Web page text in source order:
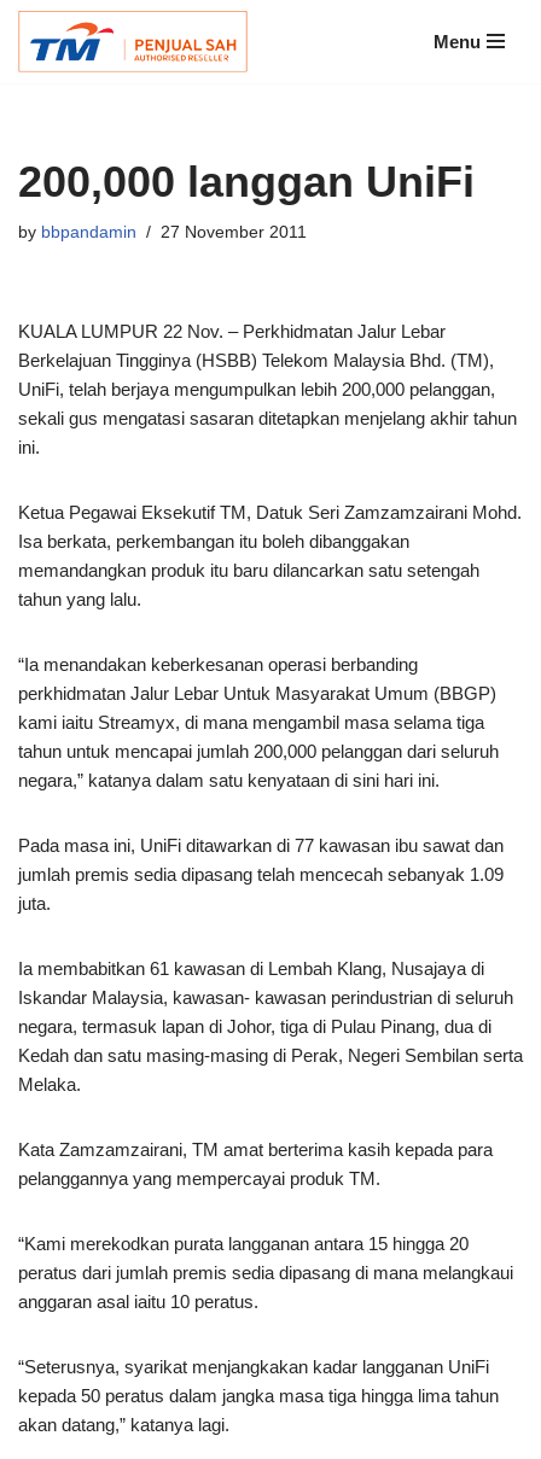
Skip
Menu
200,000 langgan UniFi
by bbpandamin 27 November 2011
KUALA LUMPUR 22 Nov. – Perkhidmatan Jalur Lebar
Berkelajuan Tingginya (HSBB) Telekom Malaysia Bhd. (TM),
UniFi, telah berjaya mengumpulkan lebih 200,000 pelanggan,
sekali gus mengatasi sasaran ditetapkan menjelang akhir tahun
ini.
Ketua Pegawai Eksekutif TM, Datuk Seri Zamzamzairani Mohd.
Isa berkata, perkembangan itu boleh dibanggakan
memandangkan produk itu baru dilancarkan satu setengah
tahun yang lalu.
“Ia menandakan keberkesanan operasi berbanding
perkhidmatan Jalur Lebar Untuk Masyarakat Umum (BBGP)
kami iaitu Streamyx, di mana mengambil masa selama tiga
tahun untuk mencapai jumlah 200,000 pelanggan dari seluruh
negara,” katanya dalam satu kenyataan di sini hari ini.
Pada masa ini, UniFi ditawarkan di 77 kawasan ibu sawat dan
jumlah premis sedia dipasang telah mencecah sebanyak 1.09
juta.
Ia membabitkan 61 kawasan di Lembah Klang, Nusajaya di
Iskandar Malaysia, kawasan- kawasan perindustrian di seluruh
negara, termasuk lapan di Johor, tiga di Pulau Pinang, dua di
Kedah dan satu masing-masing di Perak, Negeri Sembilan serta
Melaka.
Kata Zamzamzairani, TM amat berterima kasih kepada para
pelanggannya yang mempercayai produk TM.
“Kami merekodkan purata langganan antara 15 hingga 20
peratus dari jumlah premis sedia dipasang di mana melangkaui
anggaran asal iaitu 10 peratus.
“Seterusnya, syarikat menjangkakan kadar langganan UniFi
kepada 50 peratus dalam jangka masa tiga hingga lima tahun
akan datang,” katanya lagi.